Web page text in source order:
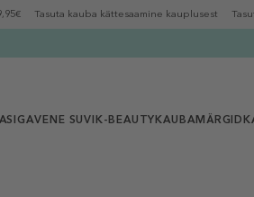
Tasuta kauba kättesaamine kauplusest
IGAVENE SUVI K-BEAUTY KAUBAMÄRGID